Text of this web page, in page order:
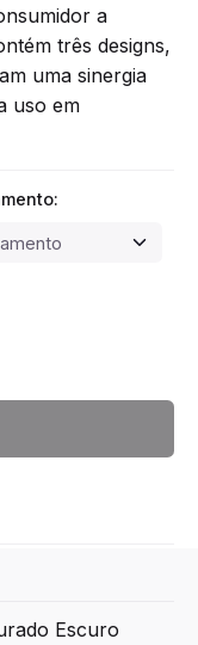
a
três designs,
uma sinergia
uso em
Escuro